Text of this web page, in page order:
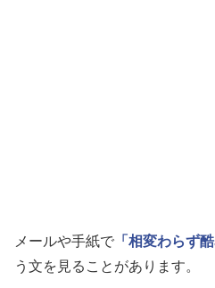
メールや手紙で 「相変わらず
う文を見ることがあります。